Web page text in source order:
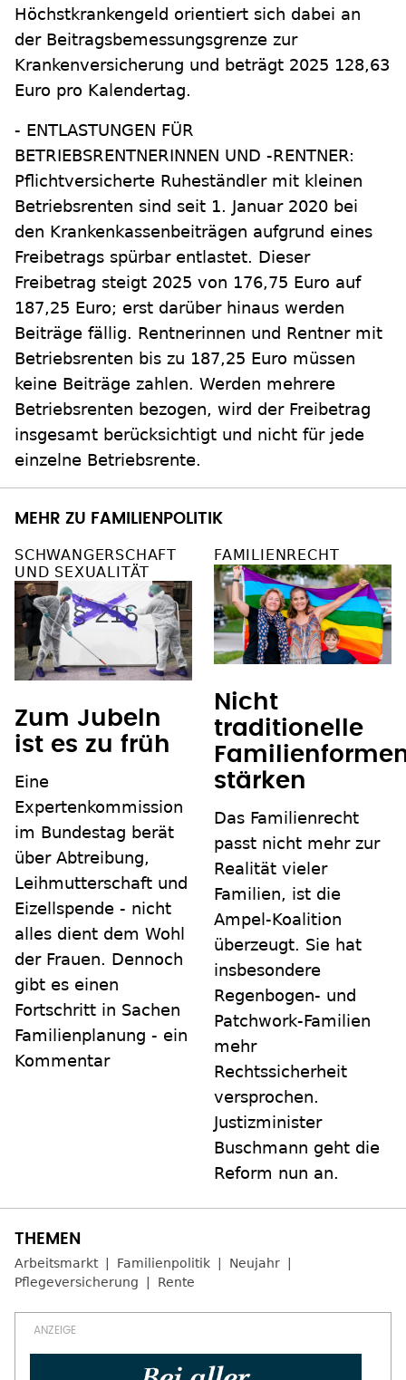
Höchstkrankengeld orientiert sich dabei an
der Beitragsbemessungsgrenze zur
Krankenversicherung und beträgt 2025 128,63
Euro pro Kalendertag.
- ENTLASTUNGEN FÜR
BETRIEBSRENTNERINNEN UND -RENTNER:
Pflichtversicherte Ruheständler mit kleinen
Betriebsrenten sind seit 1. Januar 2020 bei
den Krankenkassenbeiträgen aufgrund eines
Freibetrags spürbar entlastet. Dieser
Freibetrag steigt 2025 von 176,75 Euro auf
187,25 Euro; erst darüber hinaus werden
Beiträge fällig. Rentnerinnen und Rentner mit
Betriebsrenten bis zu 187,25 Euro müssen
keine Beiträge zahlen. Werden mehrere
Betriebsrenten bezogen, wird der Freibetrag
insgesamt berücksichtigt und nicht für jede
einzelne Betriebsrente.
MEHR ZU FAMILIENPOLITIK
SCHWANGERSCHAFT
UND SEXUALITÄT
Zum Jubeln
ist es zu früh
Eine
Expertenkommission
im Bundestag berät
über Abtreibung,
Leihmutterschaft und
Eizellspende - nicht
alles dient dem Wohl
der Frauen. Dennoch
gibt es einen
Fortschritt in Sachen
Familienplanung - ein
Kommentar
FAMILIENRECHT
Nicht
traditionelle
stärken
Das Familienrecht
passt nicht mehr zur
Realität vieler
Familien, ist die
Ampel-Koalition
überzeugt. Sie hat
insbesondere
Regenbogen- und
Patchwork-Familien
mehr
Rechtssicherheit
versprochen.
Justizminister
Buschmann geht die
Reform nun an.
Arbeitsmarkt Familienpolitik
Neujahr
Pflegeversicherung
Rente